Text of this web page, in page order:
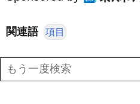
関連語 項目